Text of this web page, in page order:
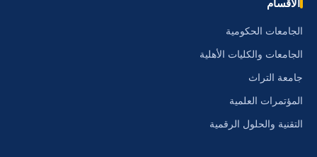
الجامعات الحكومية
الجامعات والكليات الأهلية
جامعة التراث
المؤتمرات العلمية
التقنية والحلول الرقمية